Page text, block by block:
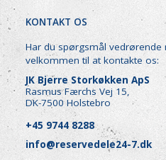
KONTAKT OS
Har du spørgsmål
velkommen til at kontakte os:
JK Bjerre Storkøkken ApS
Rasmus Færchs Vej 15,
DK-7500 Holstebro
+45 9744 8288
info@reservedele24-7.dk